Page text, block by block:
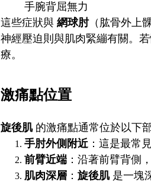
手腕背屈無力
這些症狀與 網球肘（肱骨外上
神經壓迫則與肌肉緊繃有關。
療。
激痛點位置
旋後肌的激痛點通常位於以下部
手肘外側附近：這是最常
前臂近端 ：沿著前臂背側
肌肉深層 ： 旋後肌是一塊